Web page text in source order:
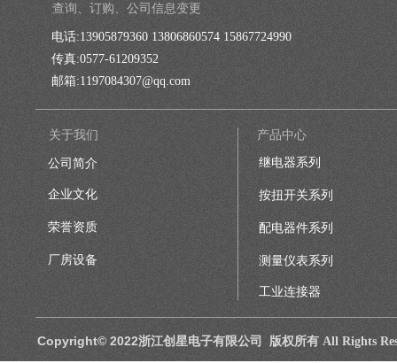
查询、订购、公司信息变更
电话:13905879360 13806860574 15867724990
传真:0577-61209352
邮箱:1197084307@qq.com
产品中心
Copyright© 2022浙江创星电子有限公司 版权所有 All Rights
关于我们
公司简介
企业文化
荣誉资质
厂房设备
继电器系列
按扭开关系列
配电器件系列
测量仪表系列
工业连接器